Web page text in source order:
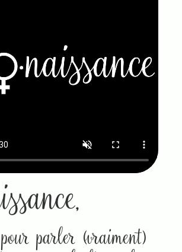
parler (vraiment)